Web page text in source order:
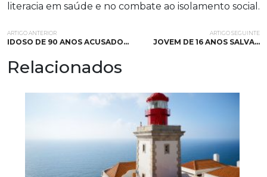
literacia em saúde e no combate ao isolamento social.
ARTIGO ANTERIOR
IDOSO DE 90 ANOS ACUSADO…
ARTIGO SEGUINTE
JOVEM DE 16 ANOS SALVA…
Relacionados